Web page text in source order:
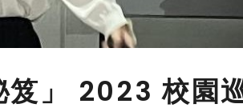
笈」 2023 校園